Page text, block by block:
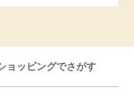
ョッピングでさがす